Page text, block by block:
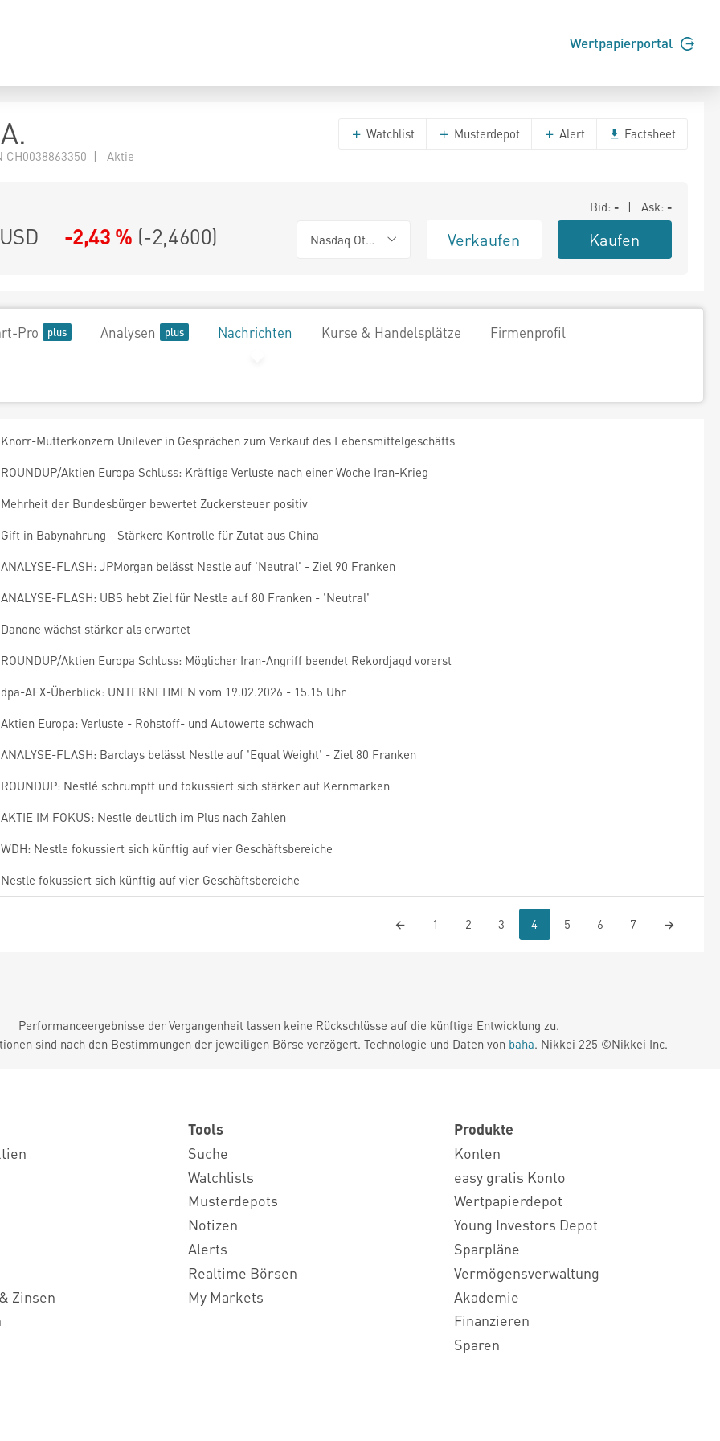
Wertpapierportal
CH0038863350 | Aktie
Watchlist Musterdepot Alert Factsheet
Bid: - | Ask: -
-2,43 % (-2,4600) Nasdaq Other OTC Verkaufen Kaufen
Pro Analysen Nachrichten Kurse & Handelsplätze Firmenprofil
Knorr-Mutterkonzern Unilever in Gesprächen zum Verkauf des Lebensmittelgeschäfts
ROUNDUP/Aktien Europa Schluss: Kräftige Verluste nach einer Woche Iran-Krieg
Mehrheit der Bundesbürger bewertet Zuckersteuer positiv
Gift in Babynahrung - Stärkere Kontrolle für Zutat aus China
ANALYSE-FLASH: JPMorgan belässt Nestle auf 'Neutral' - Ziel 90 Franken
ANALYSE-FLASH: UBS hebt Ziel für Nestle auf 80 Franken - 'Neutral'
Danone wächst stärker als erwartet
ROUNDUP/Aktien Europa Schluss: Möglicher Iran-Angriff beendet Rekordjagd vorerst
dpa-AFX-Überblick: UNTERNEHMEN vom 19.02.2026 - 15.15 Uhr
Aktien Europa: Verluste - Rohstoff- und Autowerte schwach
ANALYSE-FLASH: Barclays belässt Nestle auf 'Equal Weight' - Ziel 80 Franken
ROUNDUP: Nestlé schrumpft und fokussiert sich stärker auf Kernmarken
AKTIE IM FOKUS: Nestle deutlich im Plus nach Zahlen
WDH: Nestle fokussiert sich künftig auf vier Geschäftsbereiche
Nestle fokussiert sich künftig auf vier Geschäftsbereiche
1 2 3 4 5 6 7
Performanceergebnisse der Vergangenheit lassen keine Rückschlüsse auf die künftige Entwicklung zu.
sind nach den Bestimmungen der jeweiligen Börse verzögert. Technologie und Daten von baha. Nikkei 225 ©Nikkei Inc.
Zinsen
Tools
Suche
Watchlists
Musterdepots
Notizen
Alerts
Realtime Börsen
My Markets
Produkte
Konten
easy gratis Konto
Wertpapierdepot
Young Investors Depot
Sparpläne
Vermögensverwaltung
Akademie
Finanzieren
Sparen